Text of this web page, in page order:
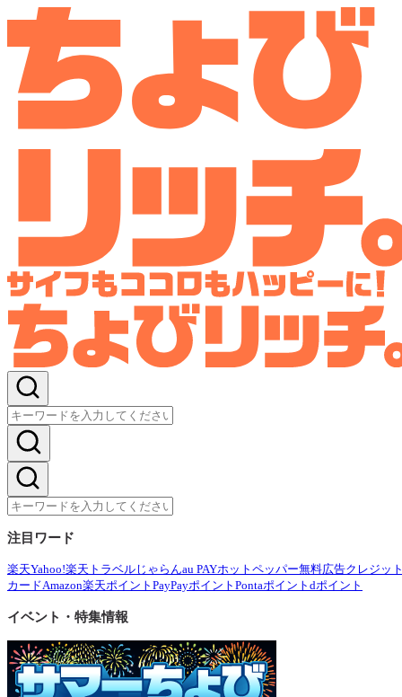
注目ワード
楽天Yahoo!楽天トラベル じゃらんau PAYホットペッパー無料広告クレジッ
カードAmazon楽天ポイント PayPayポイント Pontaポイント dポイント
イベント・特集情報